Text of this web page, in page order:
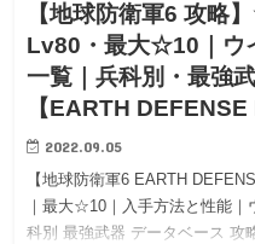
【地球防衛軍6 攻略
Lv80・最大☆10｜ウ
一覧｜兵科別・最強
【EARTH DEFENSE
2022.09.05
【地球防衛軍6 EARTH
｜最大☆10｜入手方法と性能
科別 最強武器 データベース 攻